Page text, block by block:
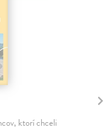
Město a